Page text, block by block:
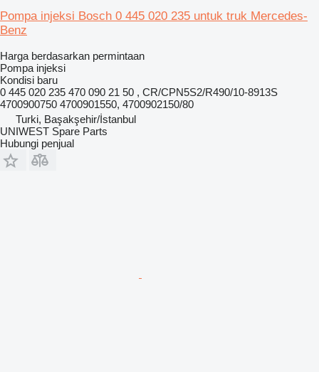
Pompa injeksi Bosch 0 445 020 235 untuk truk Mercedes-
Benz
Harga berdasarkan permintaan
Pompa injeksi
Kondisi baru
0 445 020 235 470 090 21 50 , CR/CPN5S2/R490/10-8913S
4700900750 4700901550, 4700902150/80
Turki, Başakşehir/İstanbul
UNIWEST Spare Parts
Hubungi penjual